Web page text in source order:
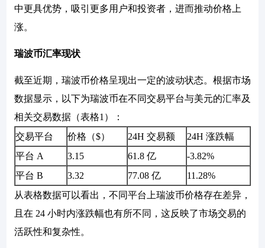
中更具优势，吸引更多用户和投资者，进而推动价格上
涨。
瑞波币汇率现状
截至近期，瑞波币价格呈现出一定的波动状态。根据市场
数据显示，以下为瑞波币在不同交易平台与美元的汇率及
相关交易数据（表格1）：
交易平台
价格（$） 24H 交易额
24H 涨跌幅
平台 A
3.15 61.8 亿
-3.82%
平台 B
3.32 77.08 亿
11.28%
从表格数据可以看出，不同平台上瑞波币价格存在差异，
且在 24 小时内涨跌幅也有所不同，这反映了市场交易的
活跃性和复杂性。